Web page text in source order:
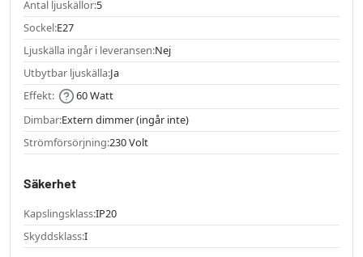
Antal ljuskällor:5
Sockel:E27
Ljuskälla ingår i leveransen:Nej
Utbytbar ljuskälla:Ja
Effekt:
60 Watt
Dimbar:Extern dimmer (ingår inte)
Strömförsörjning:230 Volt
Säkerhet
Kapslingsklass:IP20
Skyddsklass:I